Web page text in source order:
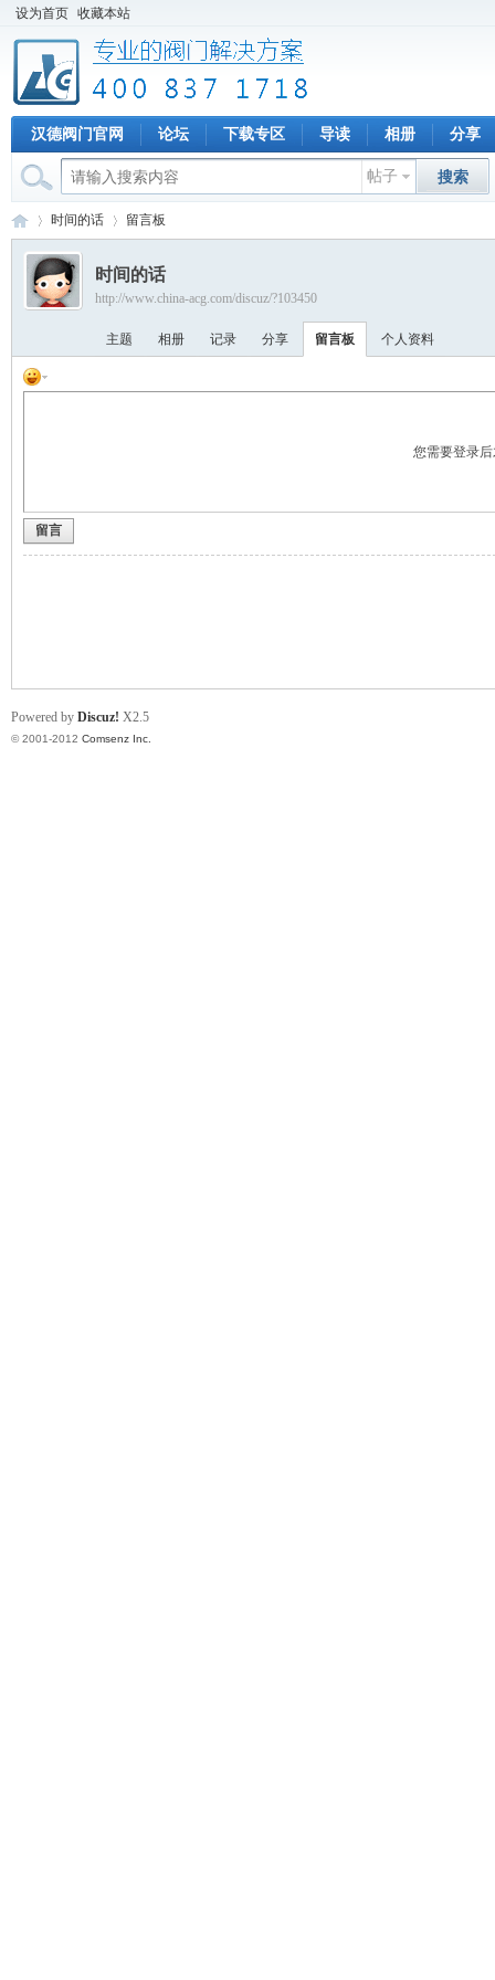
设为首页 收藏本站
汉德阀门官网 论坛 下载专区 导读 相册 分享
帖子 搜索
›
时间的话 留言板
时间的话
http://www.china-acg.com/discuz/?103450
主题 相册 记录 分享 留言板 个人资料
您需要登录
留言
Powered by Discuz! X2.5
© 2001-2012 Comsenz Inc.